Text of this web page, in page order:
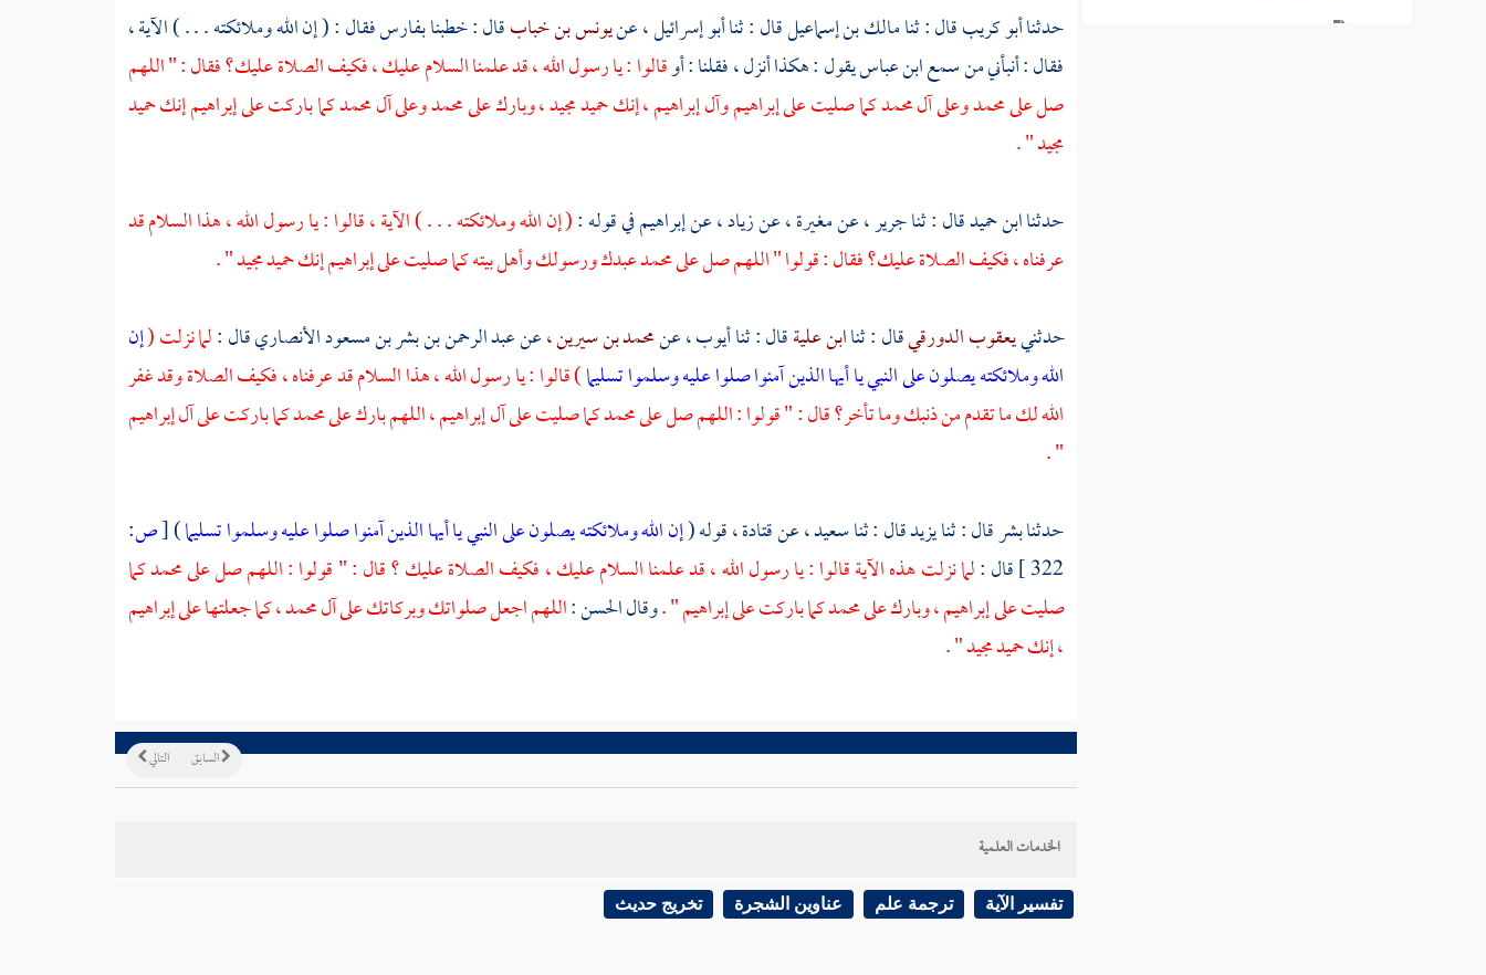
حدثناأبو كريبقال : ثنامالك بن إسماعيلقال : ثناأبو إسرائيل ،عنيونس بن خبابقال : خطبنابفارسفقال : ( إن الله وملائكته . . . ) الآية ،
فقال : أنبأني من سمعابن عباسيقول : هكذا أنزل ، فقلنا : أوقالوا : يا رسول الله ، قد علمنا السلام عليك ، فكيف الصلاة عليك؟ فقال : " اللهم
صل علىمحمدوعلىآل محمدكما صليت علىإبراهيموآل إبراهيم ،إنك حميد مجيد ، وبارك علىمحمدوعلىآل محمدكما باركت علىإبراهيمإنك حميد
مجيد " .
حدثناابن حميدقال : ثناجرير ،عنمغيرة ،عنزياد ،عنإبراهيمفي قوله :( إن الله وملائكته . . . ) الآية ، قالوا : يا رسول الله ، هذا السلام قد
عرفناه ، فكيف الصلاة عليك؟ فقال : قولوا " اللهم صل علىمحمدعبدك ورسولك وأهل بيته كما صليت علىإبراهيمإنك حميد مجيد " .
حدثنييعقوب الدورقيقال : ثناابن عليةقال : ثناأيوب ،عنمحمد بن سيرين ،عنعبد الرحمن بن بشر بن مسعود الأنصاريقال :لما نزلت (إن
الله وملائكته يصلون على النبي يا أيها الذين آمنوا صلوا عليه وسلموا تسليما) قالوا : يا رسول الله ، هذا السلام قد عرفناه ، فكيف الصلاة وقد غفر
الله لك ما تقدم من ذنبك وما تأخر؟ قال : " قولوا : اللهم صل علىمحمدكما صليت علىآل إبراهيم ،اللهم بارك علىمحمدكما باركت علىآل إبراهيم
" .
حدثنابشرقال : ثنايزيدقال : ثناسعيد ،عنقتادة ،قوله (إن الله وملائكته يصلون على النبي يا أيها الذين آمنوا صلوا عليه وسلموا تسليما)
[ص:
322 ] قال :لما نزلت هذه الآية قالوا : يا رسول الله ، قد علمنا السلام عليك ، فكيف الصلاة عليك ؟ قال : " قولوا : اللهم صل علىمحمدكما
صليت علىإبراهيم ،وبارك علىمحمدكما باركت علىإبراهيم" .وقالالحسن:اللهم اجعل صلواتك وبركاتك علىآل محمد ،كما جعلتها علىإبراهيم
،إنك حميد مجيد " .
التالي السابق
الخدمات العلمية
تفسير الآية ترجمة علم عناوين الشجرة تخريج حديث